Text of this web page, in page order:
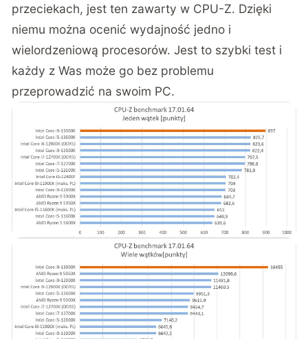
przeciekach, jest ten zawarty w CPU-Z. Dzięki
niemu można ocenić wydajność jedno i
wielordzeniową procesorów. Jest to szybki test i
każdy z Was może go bez problemu
przeprowadzić na swoim PC.